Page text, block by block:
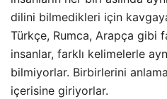
dilini bilmedikleri için
Türkçe, Rumca, Arapça gibi
insanlar, farklı kelimelerle
bilmiyorlar. Birbirlerini
içerisine giriyorlar.